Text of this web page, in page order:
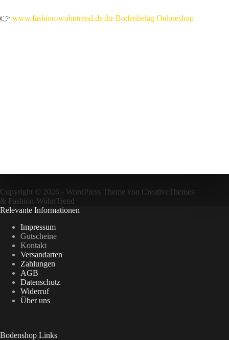
👉 www.fashion-wohntrend.de ihr Bodenbelag Onlineshop
Copyright © 2026 - WordPress Theme von CreativeThemes
& Fashion-WohnTrend
Relevante Informationen
Impressum
Gutscheine
Kontakt
Versandarten
Zahlungen
AGB
Datenschutz
Widerruf
Über uns
Bodenshop Links